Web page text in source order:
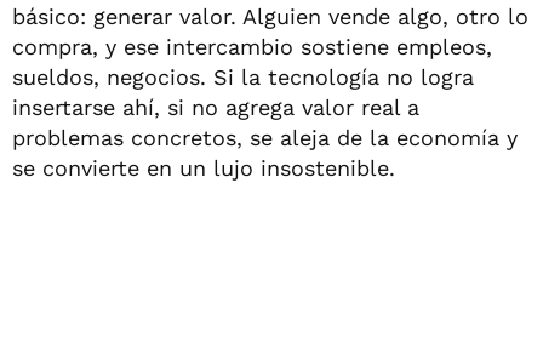
básico: generar valor. Alguien vende algo, otro lo
compra, y ese intercambio sostiene empleos,
sueldos, negocios. Si la tecnología no logra
insertarse ahí, si no agrega valor real a
problemas concretos, se aleja de la economía y
se convierte en un lujo insostenible.